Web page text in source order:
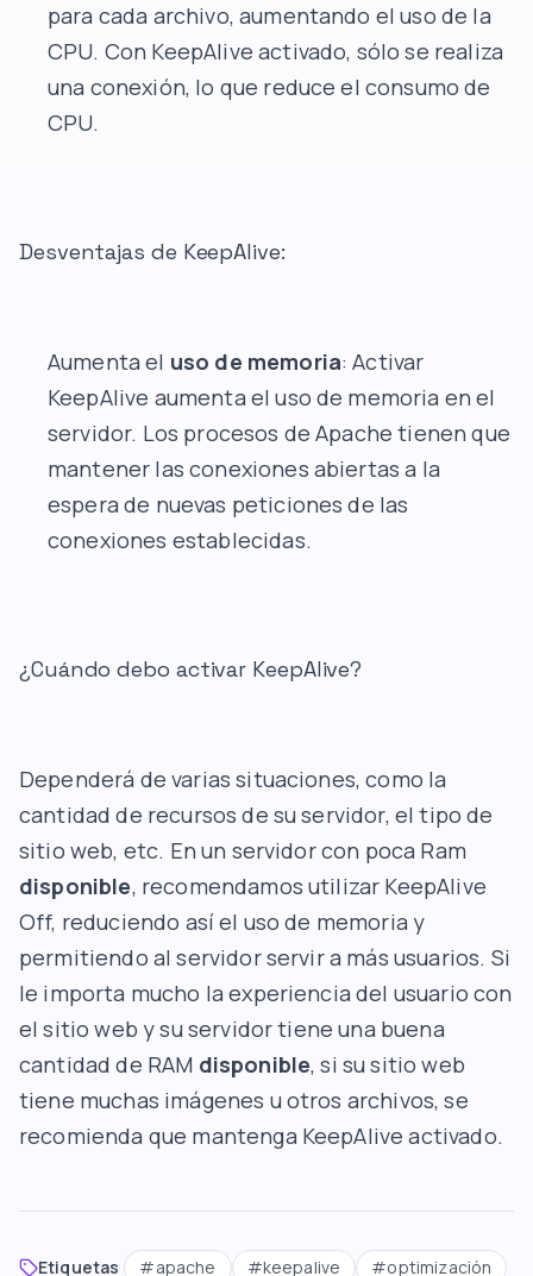
para cada archivo, aumentando el uso de la
CPU. Con KeepAlive activado, sólo se realiza
una conexión, lo que reduce el consumo de
CPU.
Desventajas de KeepAlive:
Aumenta el uso de memoria: Activar
KeepAlive aumenta el uso de memoria en el
servidor. Los procesos de Apache tienen que
mantener las conexiones abiertas a la
espera de nuevas peticiones de las
conexiones establecidas.
¿Cuándo debo activar KeepAlive?
Dependerá de varias situaciones, como la
cantidad de recursos de su servidor, el tipo de
sitio web, etc. En un servidor con poca Ram
disponible, recomendamos utilizar KeepAlive
Off, reduciendo así el uso de memoria y
permitiendo al servidor servir a más usuarios. Si
le importa mucho la experiencia del usuario con
el sitio web y su servidor tiene una buena
cantidad de RAM disponible, si su sitio web
tiene muchas imágenes u otros archivos, se
recomienda que mantenga KeepAlive activado.
Etiquetas #apache #keepalive #optimización